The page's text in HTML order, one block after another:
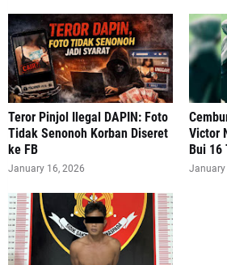
Teror Pinjol Ilegal DAPIN: Foto
Tidak Senonoh Korban Diseret
ke FB
January 16, 2026
Victor
Bui 16
January